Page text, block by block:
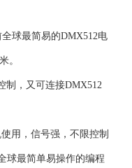
球最简易的DMX512电
。
制，又可连接DMX512
用，信号强，不限控制
球最简单易操作的编程